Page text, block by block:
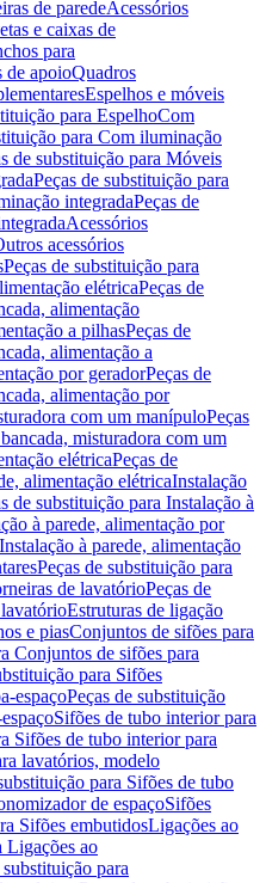
de paredeAcessórios
e caixas de
para
de apoioQuadros
Espelhos e móveis
para EspelhoCom
para Com iluminação
de substituição para Móveis
Peças de substituição para
integradaPeças de
Acessórios
acessórios
Peças de substituição para
elétricaPeças de
alimentação
a pilhasPeças de
alimentação a
por geradorPeças de
alimentação por
com um manípuloPeças
misturadora com um
elétricaPeças de
alimentação elétricaInstalação
de substituição para Instalação à
à parede, alimentação por
à parede, alimentação
Peças de substituição para
de lavatórioPeças de
Estruturas de ligação
e piasConjuntos de sifões para
Conjuntos de sifões para
para Sifões
espaçoPeças de substituição
Sifões de tubo interior para
Sifões de tubo interior para
lavatórios, modelo
para Sifões de tubo
de espaçoSifões
Sifões embutidosLigações ao
Ligações ao
substituição para